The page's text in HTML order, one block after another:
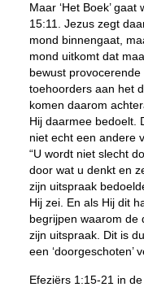
Maar ‘Het Boek’
15:11. Jezus zegt
mond binnengaat,
mond uitkomt dat
bewust
toehoorders aan het
komen daarom
Hij daarmee bedoelt.
niet echt een andere
“U wordt niet slecht
door wat u denkt en
zijn uitspraak
Hij zei. En als Hij dit
begrijpen waarom de
zijn uitspraak. Dit is
een ‘doorgeschoten’
Efeziërs 1:15-21 in